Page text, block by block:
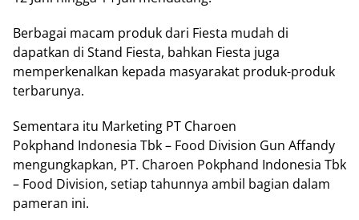
Berbagai macam produk dari Fiesta mudah di
dapatkan di Stand Fiesta, bahkan Fiesta juga
memperkenalkan kepada masyarakat produk-produk
terbarunya.
Sementara itu Marketing PT Charoen
Pokphand Indonesia Tbk – Food Division Gun Affandy
mengungkapkan, PT. Charoen Pokphand Indonesia Tbk
– Food Division, setiap tahunnya ambil bagian dalam
pameran ini.